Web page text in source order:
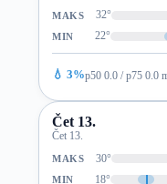
MAKS 32°
MIN 22°
💧 3%p50 0.0 / p75 0.0
Čet 13.
Čet 13.
MAKS 30°
MIN 18°